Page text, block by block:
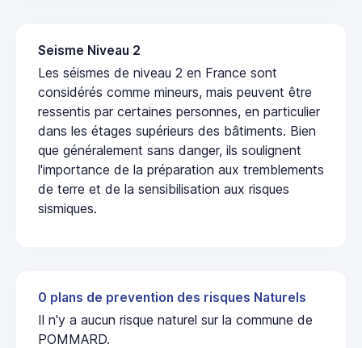
Seisme Niveau 2
Les séismes de niveau 2 en France sont
considérés comme mineurs, mais peuvent être
ressentis par certaines personnes, en particulier
dans les étages supérieurs des bâtiments. Bien
que généralement sans danger, ils soulignent
l'importance de la préparation aux tremblements
de terre et de la sensibilisation aux risques
sismiques.
0 plans de prevention des risques Naturels
Il n'y a aucun risque naturel sur la commune de
POMMARD.